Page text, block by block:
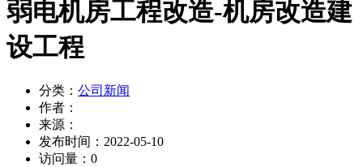
弱电机房工程改造-机房改造建
设工程
分类： 公司新闻
作者：
来源：
发布时间： 2022-05-10
访问量： 0